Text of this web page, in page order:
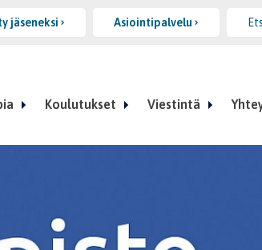
jäseneksi Asiointipalvelu
Koulutukset Viestintä